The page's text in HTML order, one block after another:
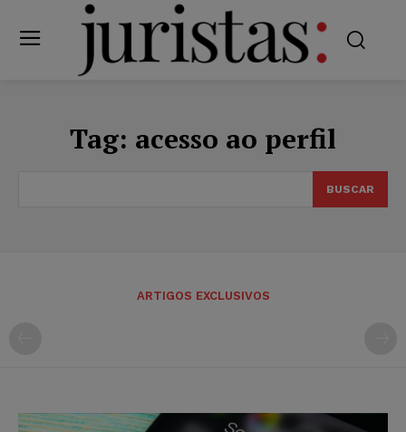
Tag: acesso ao perfil
BUSCAR
ARTIGOS EXCLUSIVOS